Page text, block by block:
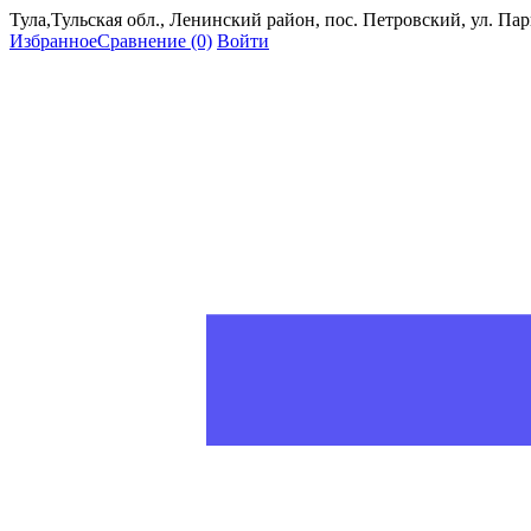
Тула,Тульская обл., Ленинский район, пос. Петровский, ул.
ИзбранноеСравнение (0) Войти